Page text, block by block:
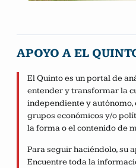
APOYO A EL
El Quinto es un portal de
entender y transformar la
independiente y autónomo,
grupos económicos y/o
la forma o el contenido de
Para seguir haciéndolo, su
Encuentre toda la